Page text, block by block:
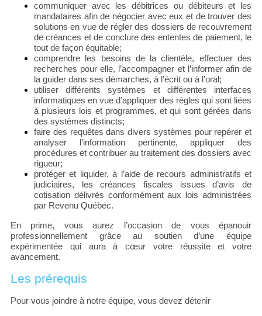
communiquer avec les débitrices ou débiteurs et les
mandataires afin de négocier avec eux et de trouver des
solutions en vue de régler des dossiers de recouvrement
de créances et de conclure des ententes de paiement, le
tout de façon équitable;
comprendre les besoins de la clientèle, effectuer des
recherches pour elle, l’accompagner et l’informer afin de
la guider dans ses démarches, à l’écrit ou à l’oral;
utiliser différents systèmes et différentes interfaces
informatiques en vue d’appliquer des règles qui sont liées
à plusieurs lois et programmes, et qui sont gérées dans
des systèmes distincts;
faire des requêtes dans divers systèmes pour repérer et
analyser l’information pertinente, appliquer des
procédures et contribuer au traitement des dossiers avec
rigueur;
protéger et liquider, à l’aide de recours administratifs et
judiciaires, les créances fiscales issues d’avis de
cotisation délivrés conformément aux lois administrées
par Revenu Québec.
En prime, vous aurez l’occasion de vous épanouir
professionnellement grâce au soutien d’une équipe
expérimentée qui aura à cœur votre réussite et votre
avancement.
Les prérequis
Pour vous joindre à notre équipe, vous devez détenir